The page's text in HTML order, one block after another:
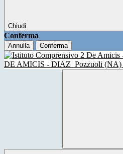
Chiudi
Conferma
Annulla Conferma
DE AMICIS - DIAZ Pozzuoli (NA)